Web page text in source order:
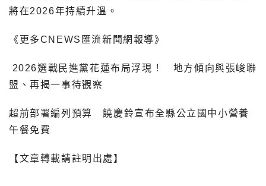
將在2026年持續升溫。
《更多CNEWS匯流新聞網報導》
2026選戰民進黨花蓮布局浮現！ 地方傾向與張峻聯
盟、再揭一事待觀察
超前部署編列預算 饒慶鈴宣布全縣公立國中小營養
午餐免費
【文章轉載請註明出處】